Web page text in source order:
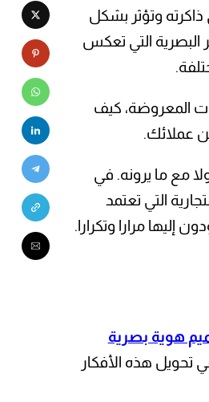
ذاكرته وتؤثر بشكل
التي تعكس
المعروضة، كيف
عملائك.
مع ما يرونه. في
التي تعتمد
مرارا وتكرارا.
هوية بصرية
تحويل هذه الأفكار